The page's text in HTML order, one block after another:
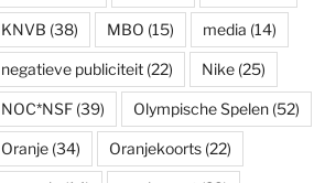
KNVB (38) MBO (15) media (14)
negatieve publiciteit(22) Nike(25)
NOC*NSF(39) Olympische Spelen(52)
Oranje(34) Oranjekoorts(22)